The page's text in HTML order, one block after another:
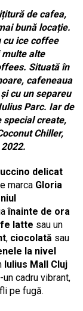
de cafea,
bună locație.
cu ice coffee
alte
Situată în
cafeneaua
cu un separeu
Parc. Iar de
special create,
Chiller,
delicat
marca Gloria
înainte de ora
latte sau un
, ciocolată sau
la nivel
Iulius Mall Cluj
cadru vibrant,
pe fugă.